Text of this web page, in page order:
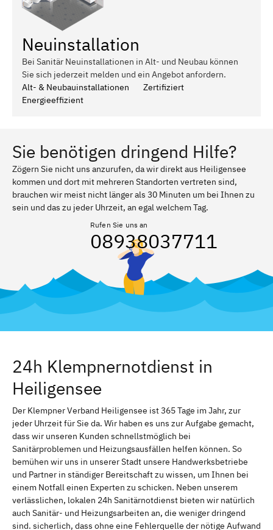
Neuinstallation
Bei Sanitär Neuinstallationen in Alt- und Neubau können
Sie sich jederzeit melden und ein Angebot anfordern.
Alt- & Neubauinstallationen
Zertifiziert
Energieeffizient
Sie benötigen dringend Hilfe?
Zögern Sie nicht uns anzurufen, da wir direkt aus Heiligensee
kommen und dort mit mehreren Standorten vertreten sind,
brauchen wir meist nicht länger als 30 Minuten um bei Ihnen zu
sein und das zu jeder Uhrzeit, an egal welchem Tag.
Rufen Sie uns an
08938037711
24h Klempnernotdienst in
Heiligensee
Der Klempner Verband Heiligensee ist 365 Tage im Jahr, zur
jeder Uhrzeit für Sie da. Wir haben es uns zur Aufgabe gemacht,
dass wir unseren Kunden schnellstmöglich bei
Sanitärproblemen und Heizungsausfällen helfen können. So
bemühen wir uns in unserer Stadt unsere Handwerksbetriebe
und Partner in ständiger Bereitschaft zu wissen, um Ihnen bei
einem Notfall einen Experten zu schicken. Neben unserem
verlässlichen, lokalen 24h Sanitärnotdienst bieten wir natürlich
auch Sanitär- und Heizungsarbeiten an, die weniger dringend
sind. sicherlich, dass ohne eine Fehlerquelle der nötige Aufwand